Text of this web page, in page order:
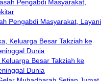
Pengabdi Masyarakat, Layani
Besar Takziah ke
Dunia